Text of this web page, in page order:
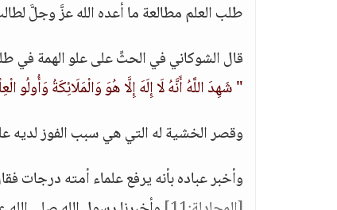
طلب العلم مطالعة ما أعده الله عزَّ وجلَّ
قال الشوكاني في الحثِّ على علو الهمة في
" شَهِدَ اللَّهُ أَنَّهُ لَا إِلَهَ إِلَّا هُوَ وَالْمَلَائِكَةُ وَأُولُو
وقصر الخشية له التي هي سبب الفوز لديه
وأخبر عباده بأنه يرفع علماء أمته درجات